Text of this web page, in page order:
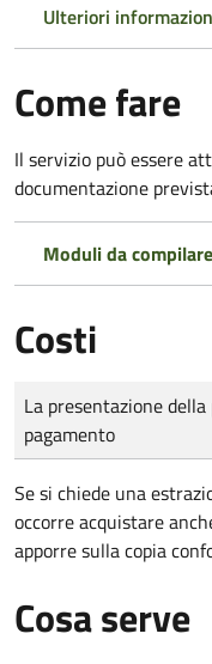
Ulteriori
Come fare
Il servizio può essere
documentazione
Moduli da
Costi
Tipo di pagamento
Importo
La presentazione
pagamento
Se si chiede una
occorre acquistare
apporre sulla copia
Cosa serve